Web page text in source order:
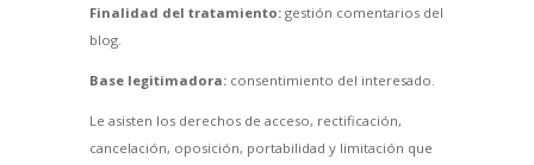
Finalidad del tratamiento:gestión comentarios del
blog.
Base legitimadora:consentimiento del interesado.
Le asisten los derechos de acceso, rectificación,
cancelación, oposición, portabilidad y limitación que